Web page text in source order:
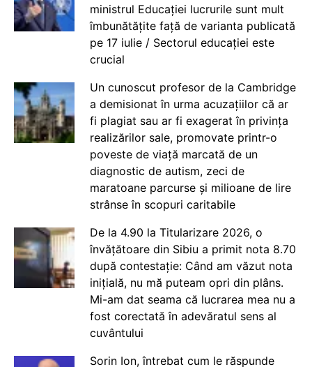
ministrul Educației lucrurile sunt mult
îmbunătățite față de varianta publicată
pe 17 iulie / Sectorul educației este
crucial
Un cunoscut profesor de la Cambridge
a demisionat în urma acuzațiilor că ar
fi plagiat sau ar fi exagerat în privința
realizărilor sale, promovate printr-o
poveste de viață marcată de un
diagnostic de autism, zeci de
maratoane parcurse și milioane de lire
strânse în scopuri caritabile
De la 4.90 la Titularizare 2026, o
învățătoare din Sibiu a primit nota 8.70
după contestație: Când am văzut nota
inițială, nu mă puteam opri din plâns.
Mi-am dat seama că lucrarea mea nu a
fost corectată în adevăratul sens al
cuvântului
Sorin Ion, întrebat cum le răspunde